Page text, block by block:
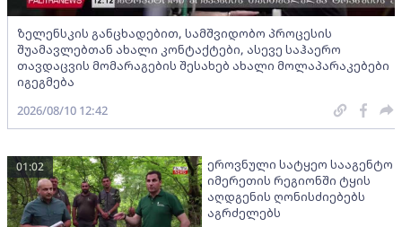
ზელენსკის განცხადებით, სამშვიდობო პროცესის
შუამავლებთან ახალი კონტაქტები, ასევე საჰაერო
თავდაცვის მომარაგების შესახებ ახალი მოლაპარაკებები
იგეგმება
2026/08/10 12:42
ეროვნული სატყეო სააგენტო
იმერეთის რეგიონში ტყის
აღდგენის ღონისძიებებს
აგრძელებს
01:02